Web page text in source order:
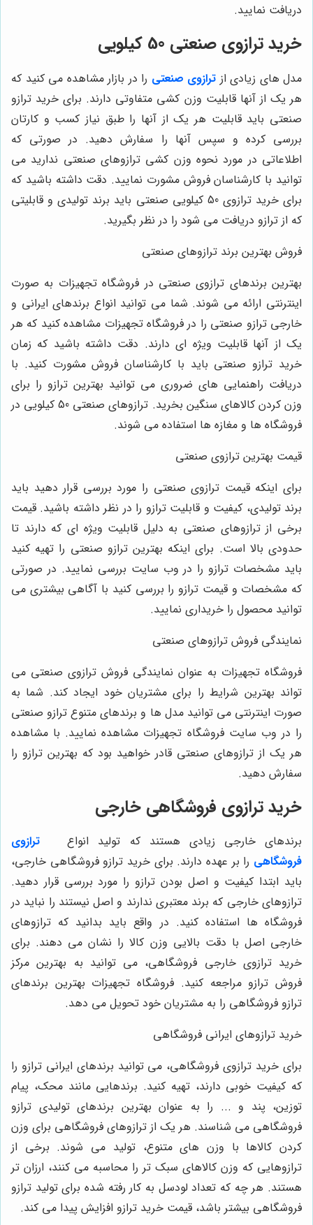
دریافت نمایید.
خرید ترازوی صنعتی 50 کیلویی
مدل های زیادی از ترازوی صنعتی را در بازار مشاهده می کنید که
هر یک از آنها قابلیت وزن کشی متفاوتی دارند. برای خرید ترازو
صنعتی باید قابلیت هر یک از آنها را طبق نیاز کسب و کارتان
بررسی کرده و سپس آنها را سفارش دهید. در صورتی که
اطلاعاتی در مورد نحوه وزن کشی ترازوهای صنعتی ندارید می
توانید با کارشناسان فروش مشورت نمایید. دقت داشته باشید که
برای خرید ترازوی 50 کیلویی صنعتی باید برند تولیدی و قابلیتی
که از ترازو دریافت می شود را در نظر بگیرید.
فروش بهترین برند ترازوهای صنعتی
بهترین برندهای ترازوی صنعتی در فروشگاه تجهیزات به صورت
اینترنتی ارائه می شوند. شما می توانید انواع برندهای ایرانی و
خارجی ترازو صنعتی را در فروشگاه تجهیزات مشاهده کنید که هر
یک از آنها قابلیت ویژه ای دارند. دقت داشته باشید که زمان
خرید ترازو صنعتی باید با کارشناسان فروش مشورت کنید. با
دریافت راهنمایی های ضروری می توانید بهترین ترازو را برای
وزن کردن کالاهای سنگین بخرید. ترازوهای صنعتی 50 کیلویی در
فروشگاه ها و مغازه ها استفاده می شوند.
قیمت بهترین ترازوی صنعتی
برای اینکه قیمت ترازوی صنعتی را مورد بررسی قرار دهید باید
برند تولیدی، کیفیت و قابلیت ترازو را در نظر داشته باشید. قیمت
برخی از ترازوهای صنعتی به دلیل قابلیت ویژه ای که دارند تا
حدودی بالا است. برای اینکه بهترین ترازو صنعتی را تهیه کنید
باید مشخصات ترازو را در وب سایت بررسی نمایید. در صورتی
که مشخصات و قیمت ترازو را بررسی کنید با آگاهی بیشتری می
توانید محصول را خریداری نمایید.
نمایندگی فروش ترازوهای صنعتی
فروشگاه تجهیزات به عنوان نمایندگی فروش ترازوی صنعتی می
تواند بهترین شرایط را برای مشتریان خود ایجاد کند. شما به
صورت اینترنتی می توانید مدل ها و برندهای متنوع ترازو صنعتی
را در وب سایت فروشگاه تجهیزات مشاهده نمایید. با مشاهده
هر یک از ترازوهای صنعتی قادر خواهید بود که بهترین ترازو را
سفارش دهید.
خرید ترازوی فروشگاهی خارجی
برندهای خارجی زیادی هستند که تولید انواع ترازوی
فروشگاهی را بر عهده دارند. برای خرید ترازو فروشگاهی خارجی،
باید ابتدا کیفیت و اصل بودن ترازو را مورد بررسی قرار دهید.
ترازوهای خارجی که برند معتبری ندارند و اصل نیستند را نباید در
فروشگاه ها استفاده کنید. در واقع باید بدانید که ترازوهای
خارجی اصل با دقت بالایی وزن کالا را نشان می دهند. برای
خرید ترازوی خارجی فروشگاهی، می توانید به بهترین مرکز
فروش ترازو مراجعه کنید. فروشگاه تجهیزات بهترین برندهای
ترازو فروشگاهی را به مشتریان خود تحویل می دهد.
خرید ترازوهای ایرانی فروشگاهی
برای خرید ترازوی فروشگاهی، می توانید برندهای ایرانی ترازو را
که کیفیت خوبی دارند، تهیه کنید. برندهایی مانند محک، پیام
توزین، پند و ... را به عنوان بهترین برندهای تولیدی ترازو
فروشگاهی می شناسند. هر یک از ترازوهای فروشگاهی برای وزن
کردن کالاها با وزن های متنوع، تولید می شوند. برخی از
ترازوهایی که وزن کالاهای سبک تر را محاسبه می کنند، ارزان تر
هستند. هر چه که تعداد لودسل به کار رفته شده برای تولید ترازو
فروشگاهی بیشتر باشد، قیمت خرید ترازو افزایش پیدا می کند.